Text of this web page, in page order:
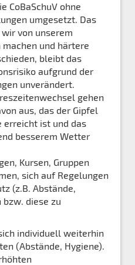
CoBaSchuV ohne
umgesetzt. Das
von unserem
machen und härtere
bleibt das
aufgrund der
unverändert.
gehen
aus, das der Gipfel
ist und das
besserem Wetter
Kursen, Gruppen
sich auf Regelungen
(z.B. Abstände,
bzw. diese zu
individuell weiterhin
(Abstände, Hygiene).